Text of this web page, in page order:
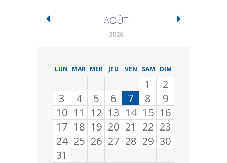
AOÛT
2026
LUN MAR MER JEU VEN SAM DIM
1
2
3
4 5 6 7 8
9
10 11 12 13 14 15 16
17 18 19 20 21 22 23
24 25 26 27 28 29 30
31